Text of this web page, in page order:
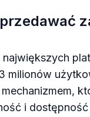
milionów
i